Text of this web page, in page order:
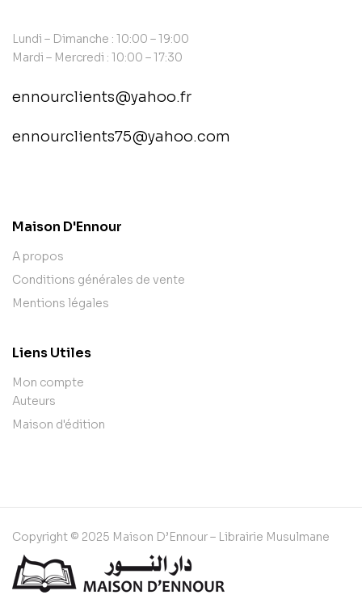
Lundi – Dimanche : 10:00 – 19:00
Mardi – Mercredi : 10:00 – 17:30
ennourclients@yahoo.fr
ennourclients75@yahoo.com
Maison D'Ennour
A propos
Conditions générales de vente
Mentions légales
Liens Utiles
Mon compte
Auteurs
Maison d'édition
Copyright © 2025 Maison D’Ennour – Librairie Musulmane